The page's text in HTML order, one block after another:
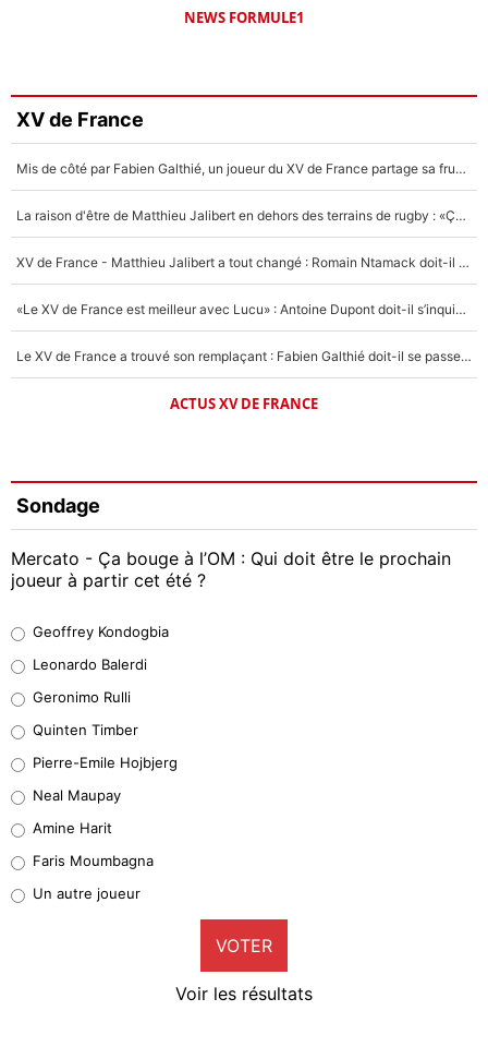
NEWS FORMULE1
XV de France
Mis de côté par Fabien Galthié, un joueur du XV de France partage sa frustration : «ils ne me l’ont pas dit tout de suite»
La raison d'être de Matthieu Jalibert en dehors des terrains de rugby : «Ça m'atteint autant que si tu touches à un membre de ma famille»
XV de France - Matthieu Jalibert a tout changé : Romain Ntamack doit-il s’inquiéter pour sa place à un an de la Coupe du monde ?
«Le XV de France est meilleur avec Lucu» : Antoine Dupont doit-il s’inquiéter pour sa place ?
Le XV de France a trouvé son remplaçant : Fabien Galthié doit-il se passer d'Antoine Dupont ?
ACTUS XV DE FRANCE
Sondage
Mercato - Ça bouge à l’OM : Qui doit être le prochain
joueur à partir cet été ?
38%
32%
5%
1%
9%
Geoffrey Kondogbia
Leonardo Balerdi
Geronimo Rulli
Quinten Timber
Pierre-Emile Hojbjerg
Neal Maupay
Amine Harit
Faris Moumbagna
Un autre joueur
VOTER
Voir les résultats